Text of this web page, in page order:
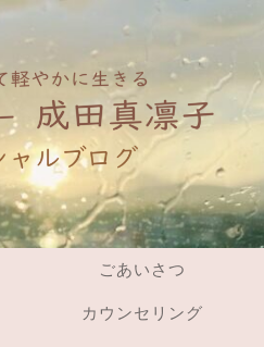
ごあいさつ
カウンセリング